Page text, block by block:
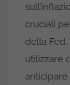
cruciali
della
utilizzare